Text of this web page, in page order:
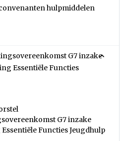
hulpmiddelen
G7 inzake
Essentiële Functies
G7 inzake
Functies Jeugdhulp